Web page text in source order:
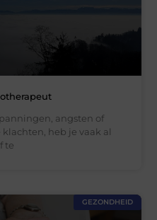
angsten of
heb je vaak al
te
GEZONDHEID